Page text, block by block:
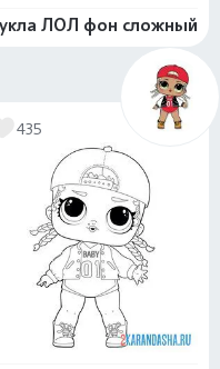
ЛОЛ фон сложный
435